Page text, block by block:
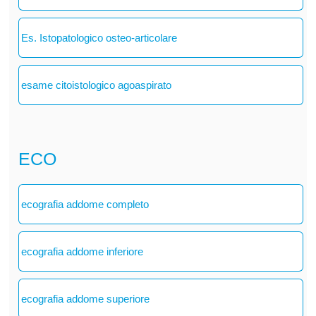
Es. Istopatologico osteo-articolare
esame citoistologico agoaspirato
ECO
ecografia addome completo
ecografia addome inferiore
ecografia addome superiore